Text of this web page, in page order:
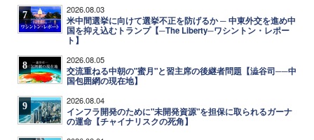
7 2026.08.03
米中間選挙に向けて選挙不正を防げるか ─ 中東外交を進め中
国を抑え込むトランプ【─The Liberty─ワシントン・レポー
ト】
8 2026.08.05
交流重ねる中朝の"蜜月"と習主席の後継者問題【澁谷司──中
国包囲網の現在地】
9 2026.08.04
インフラ開発のために"未開発資源"を担保に取られるガーナ
の運命【チャイナリスクの死角】